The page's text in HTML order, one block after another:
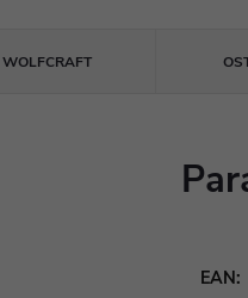
WOLFCRAFT
EAN: